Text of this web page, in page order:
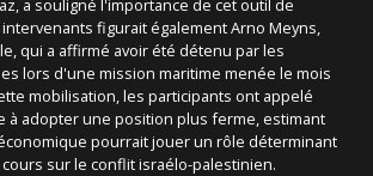
a souligné l'importance de cet outil de
figurait également Arno Meyns,
qui a affirmé avoir été détenu par les
lors d'une mission maritime menée le mois
mobilisation, les participants ont appelé
à adopter une position plus ferme, estimant
pourrait jouer un rôle déterminant
sur le conflit israélo-palestinien.